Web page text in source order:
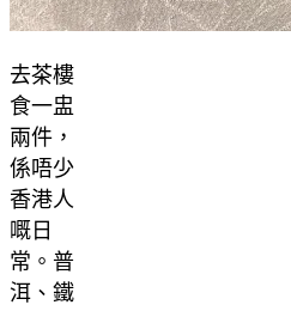
去茶樓
食一盅
兩件，
係唔少
香港人
嘅日
常。普
洱、鐵